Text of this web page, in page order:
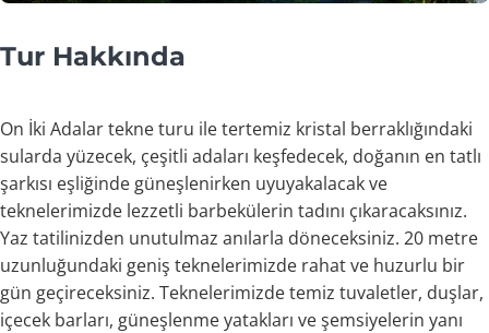
Tur Hakkında
On İki Adalar tekne turu ile tertemiz kristal berraklığındaki
sularda yüzecek, çeşitli adaları keşfedecek, doğanın en tatlı
şarkısı eşliğinde güneşlenirken uyuyakalacak ve
teknelerimizde lezzetli barbekülerin tadını çıkaracaksınız.
Yaz tatilinizden unutulmaz anılarla döneceksiniz. 20 metre
uzunluğundaki geniş teknelerimizde rahat ve huzurlu bir
gün geçireceksiniz. Teknelerimizde temiz tuvaletler, duşlar,
içecek barları, güneşlenme yatakları ve şemsiyelerin yanı